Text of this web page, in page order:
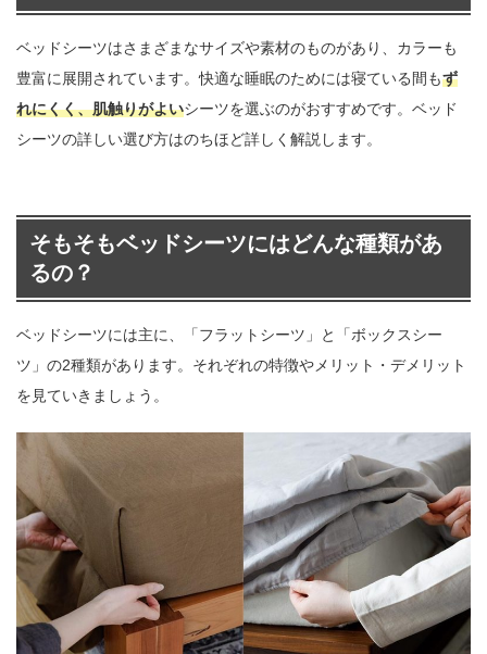
ベッドシーツはさまざまなサイズや素材のものがあり、カラーも
豊富に展開されています。快適な睡眠のためには寝ている間もず
れにくく、肌触りがよいシーツを選ぶのがおすすめです。ベッド
シーツの詳しい選び方はのちほど詳しく解説します。
そもそもベッドシーツにはどんな種類があ
るの？
ベッドシーツには主に、「フラットシーツ」と「ボックスシー
ツ」の2種類があります。それぞれの特徴やメリット・デメリット
を見ていきましょう。